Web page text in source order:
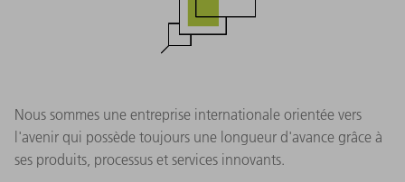
Nous sommes une entreprise internationale orientée vers
l'avenir qui possède toujours une longueur d'avance grâce à
ses produits, processus et services innovants.